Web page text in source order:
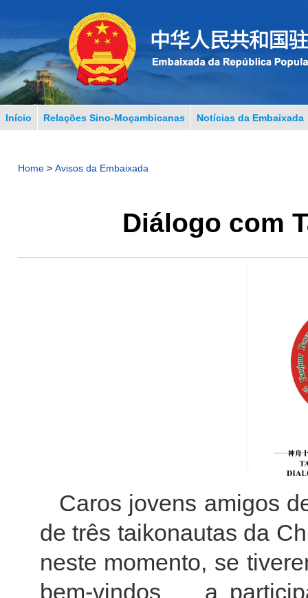
Início Relações Sino-Moçambicanas Notícias da Embaixada
Home> Avisos da Embaixada
Diálogo com
Caros jovens amigos
de três taikonautas da
neste momento, se
bem-vindos a